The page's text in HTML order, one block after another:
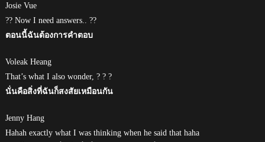
Josie Vue
?? Now I need answers.. ??
ตอนนี้ฉันต้องการคำตอบ
Voleak Heang
That’s what I also wonder, ? ? ?
นั่นคือสิ่งที่ฉันก็สงสัยเหมือนกัน
Jenny Hang
Hahah exactly what I was thinking when he said that haha